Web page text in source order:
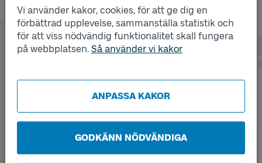
Vi använder kakor, cookies, för att ge dig en
förbättrad upplevelse, sammanställa statistik och
för att viss nödvändig funktionalitet skall fungera
på webbplatsen. Så använder vi kakor
ANPASSA KAKOR
GODKÄNN NÖDVÄNDIGA
Läge
B